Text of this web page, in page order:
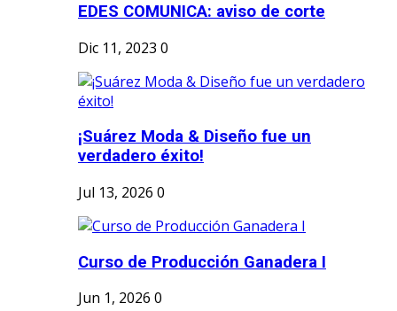
EDES COMUNICA: aviso de corte
Dic 11, 2023 0
¡Suárez Moda & Diseño fue un
verdadero éxito!
Jul 13, 2026 0
Curso de Producción Ganadera I
Jun 1, 2026 0